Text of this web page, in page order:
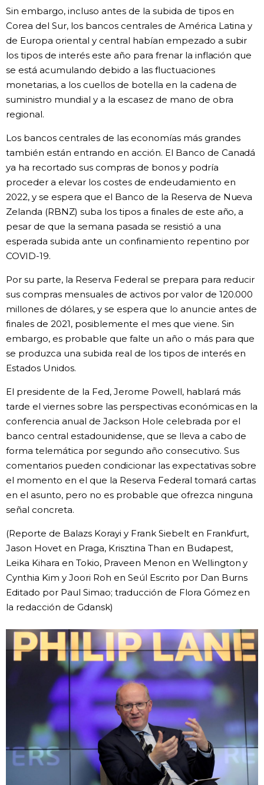
Gente
Blog
Tokio
Avisos
Sin embargo, incluso antes de la subida de tipos en
Corea del Sur, los bancos centrales de América Latina y
de Europa oriental y central habían empezado a subir
los tipos de interés este año para frenar la inflación que
se está acumulando debido a las fluctuaciones
monetarias, a los cuellos de botella en la cadena de
suministro mundial y a la escasez de mano de obra
regional.
Los bancos centrales de las economías más grandes
también están entrando en acción. El Banco de Canadá
ya ha recortado sus compras de bonos y podría
proceder a elevar los costes de endeudamiento en
2022, y se espera que el Banco de la Reserva de Nueva
Zelanda (RBNZ) suba los tipos a finales de este año, a
pesar de que la semana pasada se resistió a una
esperada subida ante un confinamiento repentino por
COVID-19.
Por su parte, la Reserva Federal se prepara para reducir
sus compras mensuales de activos por valor de 120.000
millones de dólares, y se espera que lo anuncie antes de
finales de 2021, posiblemente el mes que viene. Sin
embargo, es probable que falte un año o más para que
se produzca una subida real de los tipos de interés en
Estados Unidos.
El presidente de la Fed, Jerome Powell, hablará más
tarde el viernes sobre las perspectivas económicas en la
conferencia anual de Jackson Hole celebrada por el
banco central estadounidense, que se lleva a cabo de
forma telemática por segundo año consecutivo. Sus
comentarios pueden condicionar las expectativas sobre
el momento en el que la Reserva Federal tomará cartas
en el asunto, pero no es probable que ofrezca ninguna
señal concreta.
(Reporte de Balazs Korayi y Frank Siebelt en Frankfurt,
Jason Hovet en Praga, Krisztina Than en Budapest,
Leika Kihara en Tokio, Praveen Menon en Wellington y
Cynthia Kim y Joori Roh en Seúl Escrito por Dan Burns
Editado por Paul Simao; traducción de Flora Gómez en
la redacción de Gdansk)